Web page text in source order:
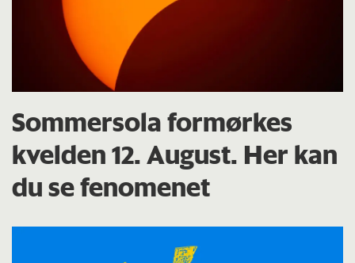
Sommersola formørkes
kvelden 12. August. Her kan
du se fenomenet